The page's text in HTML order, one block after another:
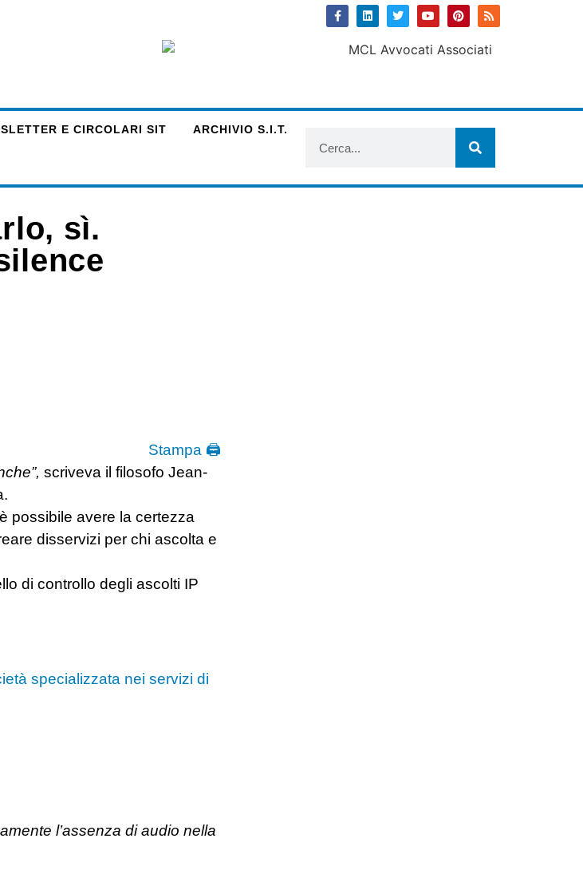
E CIRCOLARI SIT ARCHIVIO S.I.T.
sì.
Stampa 🖨
scriveva il filosofo Jean-
possibile avere la certezza
disservizi per chi ascolta e
di controllo degli ascolti IP
specializzata nei servizi di
l’assenza di audio nella